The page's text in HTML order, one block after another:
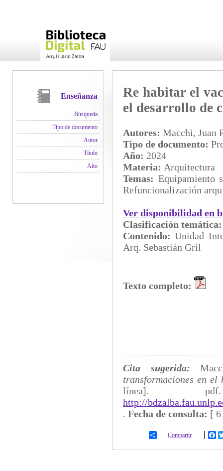
Enseñanza
Búsqueda
Tipo de documento
Autor
Título
Año
Re habitar el
el desarrollo de
Autores: Macchi, Juan
Tipo de documento:
Año: 2024
Materia: Arquitectura
Temas: Equipamiento
Refuncionalización
Ver disponibilidad en
Clasificación
Contenido:Unidad
Arq. Sebastián Gril
Texto completo:
Cita sugerida:
transformaciones en
http://
. Fecha de consulta: [
Compartir